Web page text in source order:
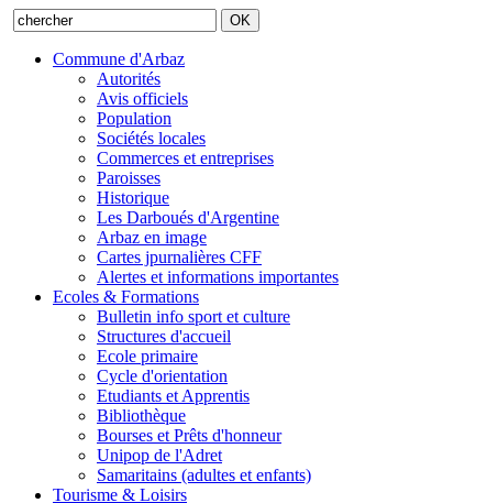
Commune d'Arbaz
Autorités
Avis officiels
Population
Sociétés locales
Commerces et entreprises
Paroisses
Historique
Les Darboués d'Argentine
Arbaz en image
Cartes jpurnalières CFF
Alertes et informations importantes
Ecoles & Formations
Bulletin info sport et culture
Structures d'accueil
Ecole primaire
Cycle d'orientation
Etudiants et Apprentis
Bibliothèque
Bourses et Prêts d'honneur
Unipop de l'Adret
Samaritains (adultes et enfants)
Tourisme & Loisirs